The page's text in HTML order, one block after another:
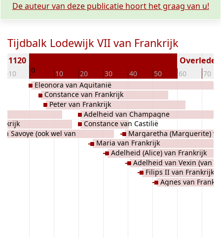
De auteur van deze publicatie hoort het graag van u!
Tijdbalk Lodewijk VII van Frankrijk
-10 0 10 20 30 40 50 60 70
1120
Savoye (ook wel van
Eleonora van Aquitanië
Constance van Frankrijk
Peter van Frankrijk
Adelheid van Champagne
Constance van Castilië
Maria van Frankrijk
Adelheid (Alice) van Frankrijk
Margaretha (Marguerite)
Adelheid van Vexin (van
Filips II van Frankrijk
Agnes van